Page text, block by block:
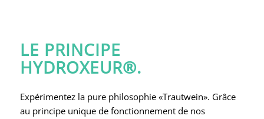
LE PRINCIPE
HYDROXEUR®.
Expérimentez la pure philosophie «Trautwein». Grâce
au principe unique de fonctionnement de nos